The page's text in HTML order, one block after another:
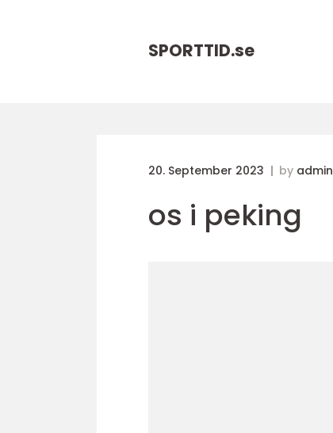
SPORTTID.se
20. September 2023 by admin
os i peking